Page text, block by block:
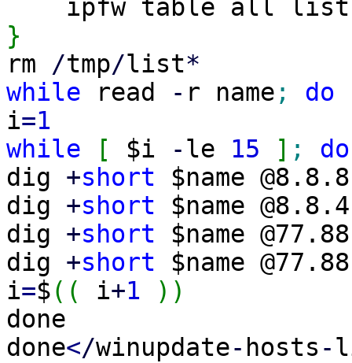
ipfw table all list
}
rm /tmp/list*
while read - r name ;
do
i=1
while
[ $i -le 15 ] ;
do
dig +short $name
dig +short $name
dig +short $name
dig +short $name
i=$( ( i+1 ) )
done
done</winupdate- hosts -